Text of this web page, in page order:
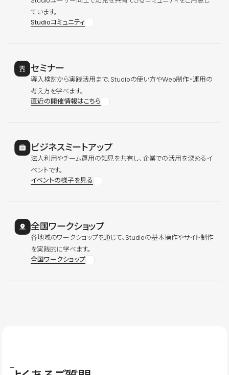
ています。
Studioコミュニティ
セミナー
導入検討から実践活用まで、Studioの使い方やWeb制作・運用の
考え方を学べます。
直近の開催情報はこちら
ビジネスミートアップ
法人利用やチーム運用の知見を共有し、企業での活用を深めるイ
ベントです。
イベントの様子を見る
全国ワークショップ
各地域のワークショップを通じて、Studioの基本操作やサイト制作
を実践的に学べます。
全国ワークショップ